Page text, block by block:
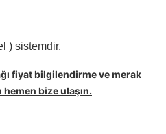
) sistemdir.
fiyat bilgilendirme ve merak
bize ulaşın.